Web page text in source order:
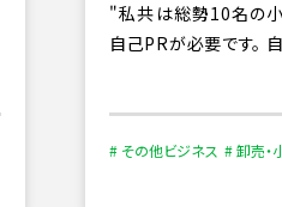
私共は総勢10名の
自己PRが必要です。
# その他ビジネス # 卸売・